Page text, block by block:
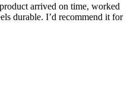
arrived on time, worked
durable. I’d recommend it for